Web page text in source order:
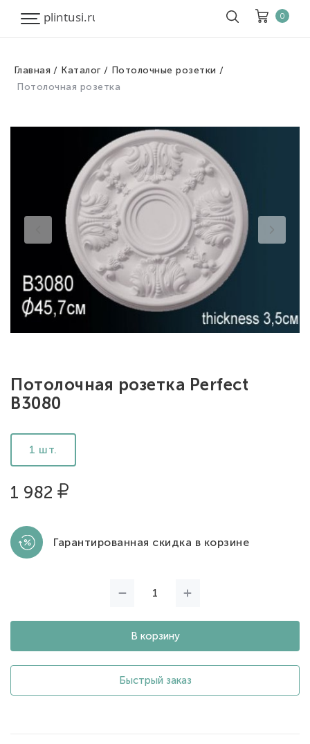
Товары
Скидка
Итого к оплате
0
Главная Каталог
Потолочные розетки
Потолочная розетка
Потолочная розетка Perfect
B3080
1 шт.
1 982
Гарантированная скидка в корзине
В корзину
Быстрый заказ